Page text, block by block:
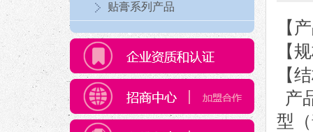
贴膏系列产品
【
【
【
产
型